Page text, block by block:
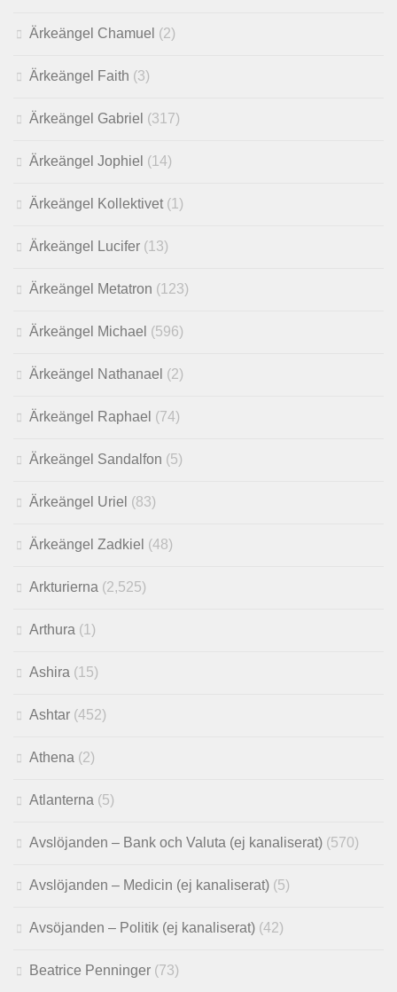
Ärkeängel Chamuel (2)
Ärkeängel Faith (3)
Ärkeängel Gabriel (317)
Ärkeängel Jophiel (14)
Ärkeängel Kollektivet(1)
Ärkeängel Lucifer (13)
Ärkeängel Metatron (123)
Ärkeängel Michael (596)
Ärkeängel Nathanael (2)
Ärkeängel Raphael (74)
Ärkeängel Sandalfon (5)
Ärkeängel Uriel (83)
Ärkeängel Zadkiel (48)
Arkturierna (2,525)
Arthura (1)
Ashira (15)
Ashtar (452)
Athena (2)
Atlanterna (5)
Avslöjanden – Bank och Valuta (ej kanaliserat) (570)
Avslöjanden – Medicin (ej kanaliserat) (5)
Avsöjanden – Politik (ej kanaliserat) (42)
Beatrice Penninger (73)